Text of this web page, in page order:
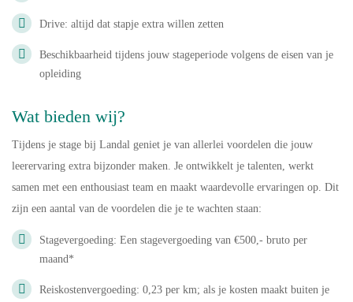
Drive: altijd dat stapje extra willen zetten
Beschikbaarheid tijdens jouw stageperiode volgens de eisen van je
opleiding
Wat bieden wij?
Tijdens je stage bij Landal geniet je van allerlei voordelen die jouw
leerervaring extra bijzonder maken. Je ontwikkelt je talenten, werkt
samen met een enthousiast team en maakt waardevolle ervaringen op. Dit
zijn een aantal van de voordelen die je te wachten staan:
Stagevergoeding: Een stagevergoeding van €500,- bruto per
maand*
Reiskostenvergoeding: 0,23 per km; als je kosten maakt buiten je